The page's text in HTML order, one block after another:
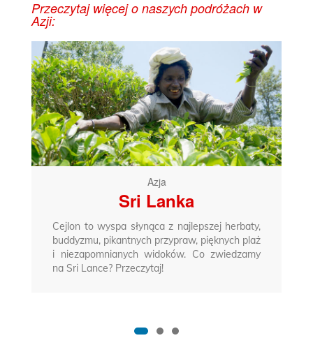
Przeczytaj więcej o naszych podróżach w
Azji:
Azja
Sri Lanka
Cejlon to wyspa słynąca z najlepszej herbaty,
buddyzmu, pikantnych przypraw, pięknych plaż
i niezapomnianych widoków. Co zwiedzamy
na Sri Lance? Przeczytaj!